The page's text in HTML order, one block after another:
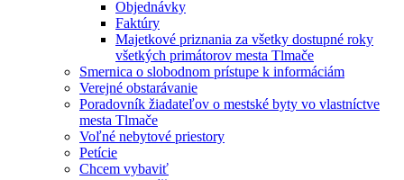
Objednávky
Faktúry
Majetkové priznania za všetky dostupné roky
všetkých primátorov mesta Tlmače
Smernica o slobodnom prístupe k informáciám
Verejné obstarávanie
Poradovník žiadateľov o mestské byty vo vlastníctve
mesta Tlmače
Voľné nebytové priestory
Petície
Chcem vybaviť